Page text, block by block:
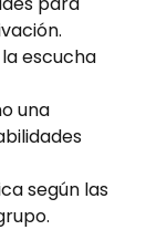
escucha
una
según las